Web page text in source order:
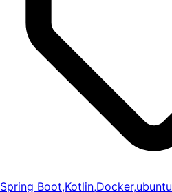
Spring Boot,Kotlin,Docker,ubuntu